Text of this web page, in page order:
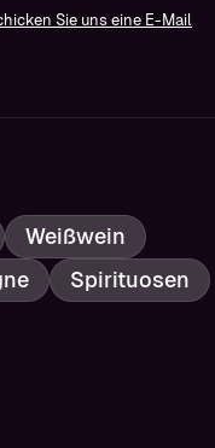
Sie uns eine E-Mail
Weißwein
Spirituosen